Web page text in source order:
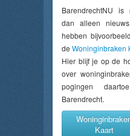
BarendrechtNU is
dan alleen
hebben
de Woninginbraken
Hier blijf je op de
over
pogingen
Barendrecht.
Kaart